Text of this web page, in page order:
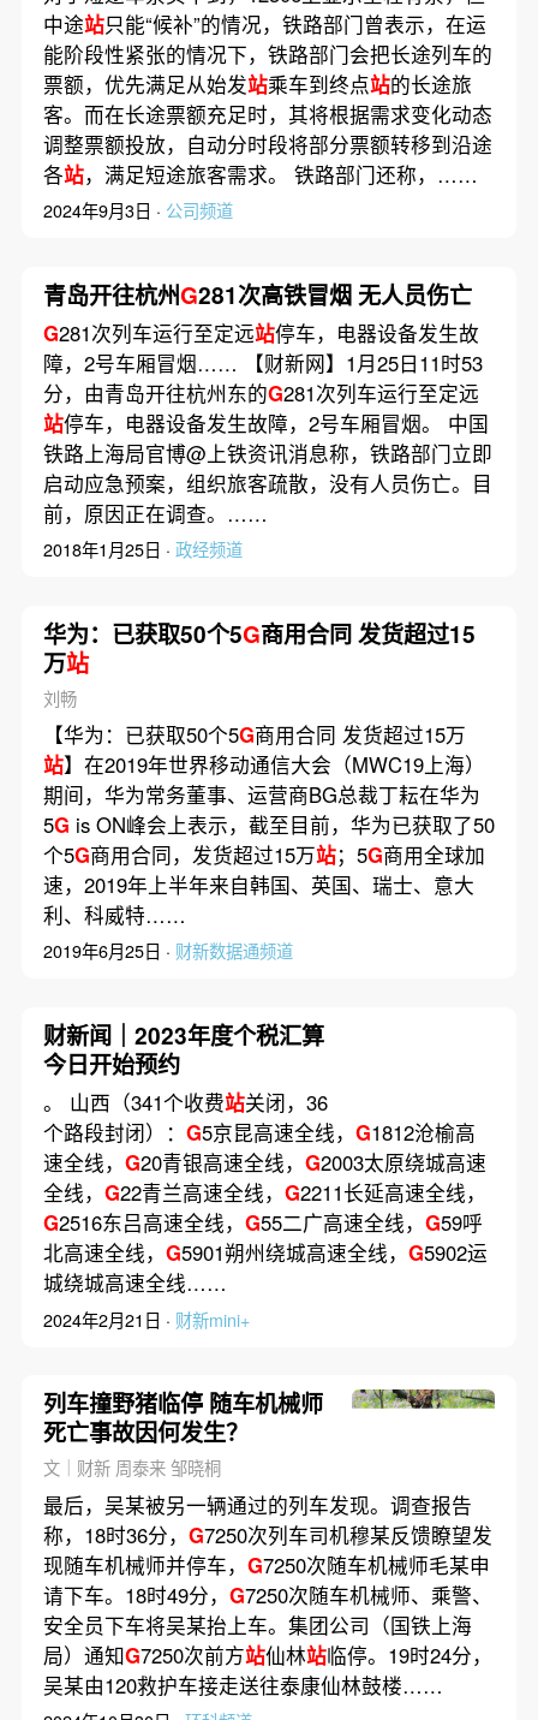
中途站只能“候补”的情况，铁路部门曾表示，在运
能阶段性紧张的情况下，铁路部门会把长途列车的
票额，优先满足从始发站乘车到终点站的长途旅
客。而在长途票额充足时，其将根据需求变化动态
调整票额投放，自动分时段将部分票额转移到沿途
各站，满足短途旅客需求。 铁路部门还称，……
2024年9月3日 · 公司频道
青岛开往杭州G281次高铁冒烟 无人员伤亡
G281次列车运行至定远站停车，电器设备发生故
障，2号车厢冒烟…… 【财新网】1月25日11时53
分，由青岛开往杭州东的G281次列车运行至定远
站停车，电器设备发生故障，2号车厢冒烟。 中国
铁路上海局官博@上铁资讯消息称，铁路部门立即
启动应急预案，组织旅客疏散，没有人员伤亡。目
前，原因正在调查。……
2018年1月25日 · 政经频道
华为：已获取50个5G商用合同 发货超过15
万站
刘畅
【华为：已获取50个5G商用合同 发货超过15万
站】在2019年世界移动通信大会（MWC19上海）
期间，华为常务董事、运营商BG总裁丁耘在华为
5G is ON峰会上表示，截至目前，华为已获取了50
个5G商用合同，发货超过15万站；5G商用全球加
速，2019年上半年来自韩国、英国、瑞士、意大
利、科威特……
2019年6月25日 · 财新数据通频道
财新闻｜2023年度个税汇算
今日开始预约
。 山西（341个收费站关闭，36
个路段封闭）： G5京昆高速全线， G1812沧榆高
速全线， G20青银高速全线， G2003太原绕城高速
全线， G22青兰高速全线， G2211长延高速全线，
G2516东吕高速全线， G55二广高速全线， G59呼
北高速全线， G5901朔州绕城高速全线， G5902运
城绕城高速全线……
2024年2月21日 · 财新mini+
列车撞野猪临停 随车机械师
死亡事故因何发生？
文｜财新 周泰来 邹晓桐
最后，吴某被另一辆通过的列车发现。调查报告
称，18时36分， G7250次列车司机穆某反馈瞭望发
现随车机械师并停车， G7250次随车机械师毛某申
请下车。18时49分， G7250次随车机械师、乘警、
安全员下车将吴某抬上车。集团公司（国铁上海
局）通知G7250次前方站仙林站临停。19时24分，
吴某由120救护车接走送往泰康仙林鼓楼……